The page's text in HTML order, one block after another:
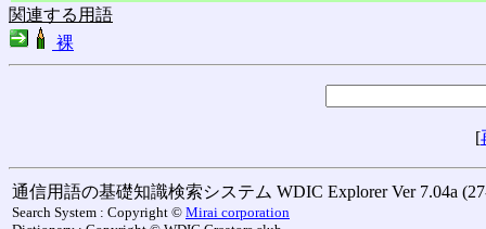
関連する用語
裸
[
通信用語の基礎知識検索システム WDIC Explorer Ver 7.04a
Search System : Copyright © Mirai corporation